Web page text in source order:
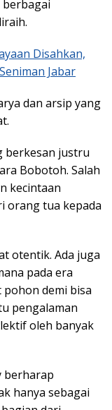
Disahkan,
Jabar
dan arsip yang
berkesan justru
Bobotoh. Salah
kecintaan
orang tua kepada
otentik. Ada juga
pada era
demi bisa
pengalaman
oleh banyak
berharap
hanya sebagai